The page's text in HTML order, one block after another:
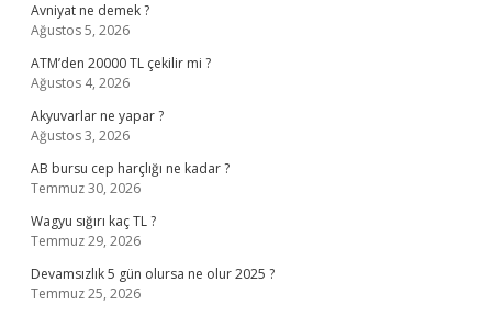
Avniyat ne demek ?
Ağustos 5, 2026
ATM’den 20000 TL çekilir mi ?
Ağustos 4, 2026
Akyuvarlar ne yapar ?
Ağustos 3, 2026
AB bursu cep harçlığı ne kadar ?
Temmuz 30, 2026
Wagyu sığırı kaç TL ?
Temmuz 29, 2026
Devamsızlık 5 gün olursa ne olur 2025 ?
Temmuz 25, 2026